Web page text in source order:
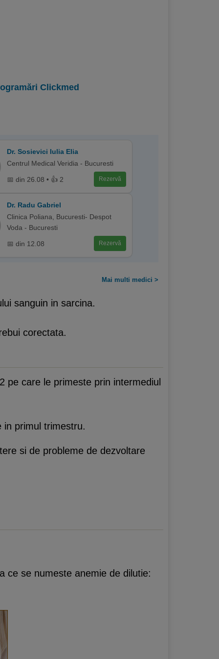
Clickmed
Dr. Sosievici Iulia Elia
Centrul Medical Veridia - Bucuresti
📅 din 26.08 • 👍 2 Rezervă
Dr. Radu Gabriel
Clinica Poliana, Bucuresti- Despot
Voda - Bucuresti
📅 din 12.08 Rezervă
Mai multi medici >
sanguin in sarcina.
corectata.
pe care le primeste prin intermediul
in primul trimestru.
si de probleme de dezvoltare
ce se numeste anemie de dilutie: